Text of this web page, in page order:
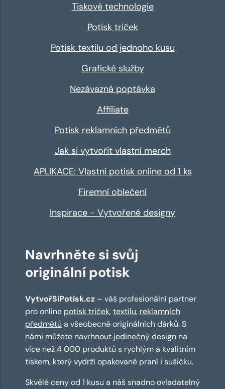
Tiskové technologie
Potisk triček
Potisk textilu od jednoho kusu
Grafické služby
Nezávazná poptávka
Affiliate
Potisk reklamních předmětů
Jak si vytvořit vlastní merch
APLIKACE: Vlastní potisk online od 1 ks
Firemní oblečení
Inspirace - Vytvořené designy
Navrhněte si svůj
originální potisk
VytvořSiPotisk.cz – váš profesionální partner
pro online potisk triček,textilu, reklamních
předmětů a všeobecně originálních dárků. S
námi můžete navrhnout jedinečný design na
více než 4 000 produktů s rychlým a kvalitním
tiskem, který vydrží opakované praní i sušičku.
Skvělé ceny od 1 kusu a náš snadno ovladatelný